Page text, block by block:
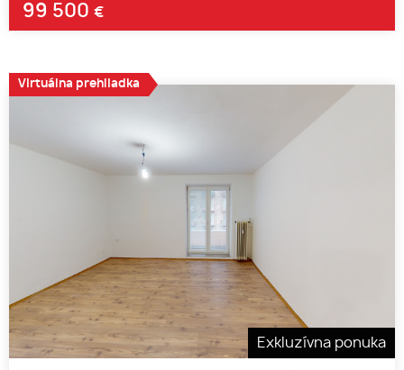
99 500 €
Exkluzívna ponuka
Virtuálna prehliadka